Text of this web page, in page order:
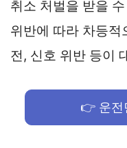
취소 처벌을 받을
위반에 따라 차등적
전, 신호 위반 등이
👉 운전